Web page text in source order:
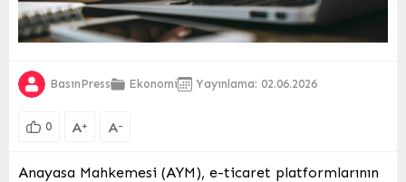
BasınPress Ekonomi Yayınlama: 02.06.2026
0 A+ A-
Anayasa Mahkemesi (AYM), e-ticaret platformlarının